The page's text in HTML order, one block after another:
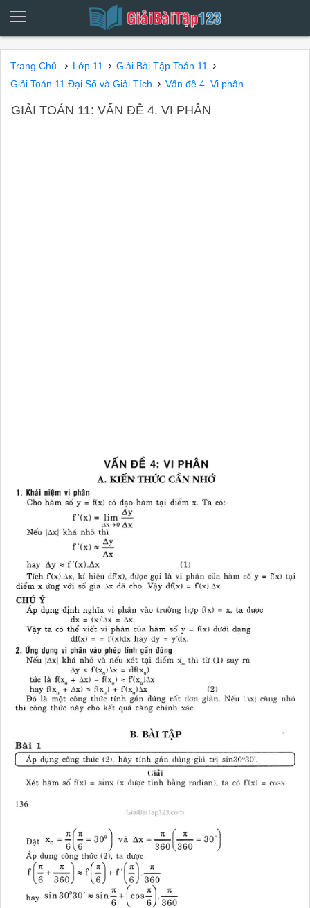
Trang Chủ › Lớp 11 › Giải Bài Tập Toán 11 ›
Giải Toán 11 Đại Số và Giải Tích › Vấn đề 4. Vi phân
GIẢI TOÁN 11: VẤN ĐỀ 4. VI PHÂN